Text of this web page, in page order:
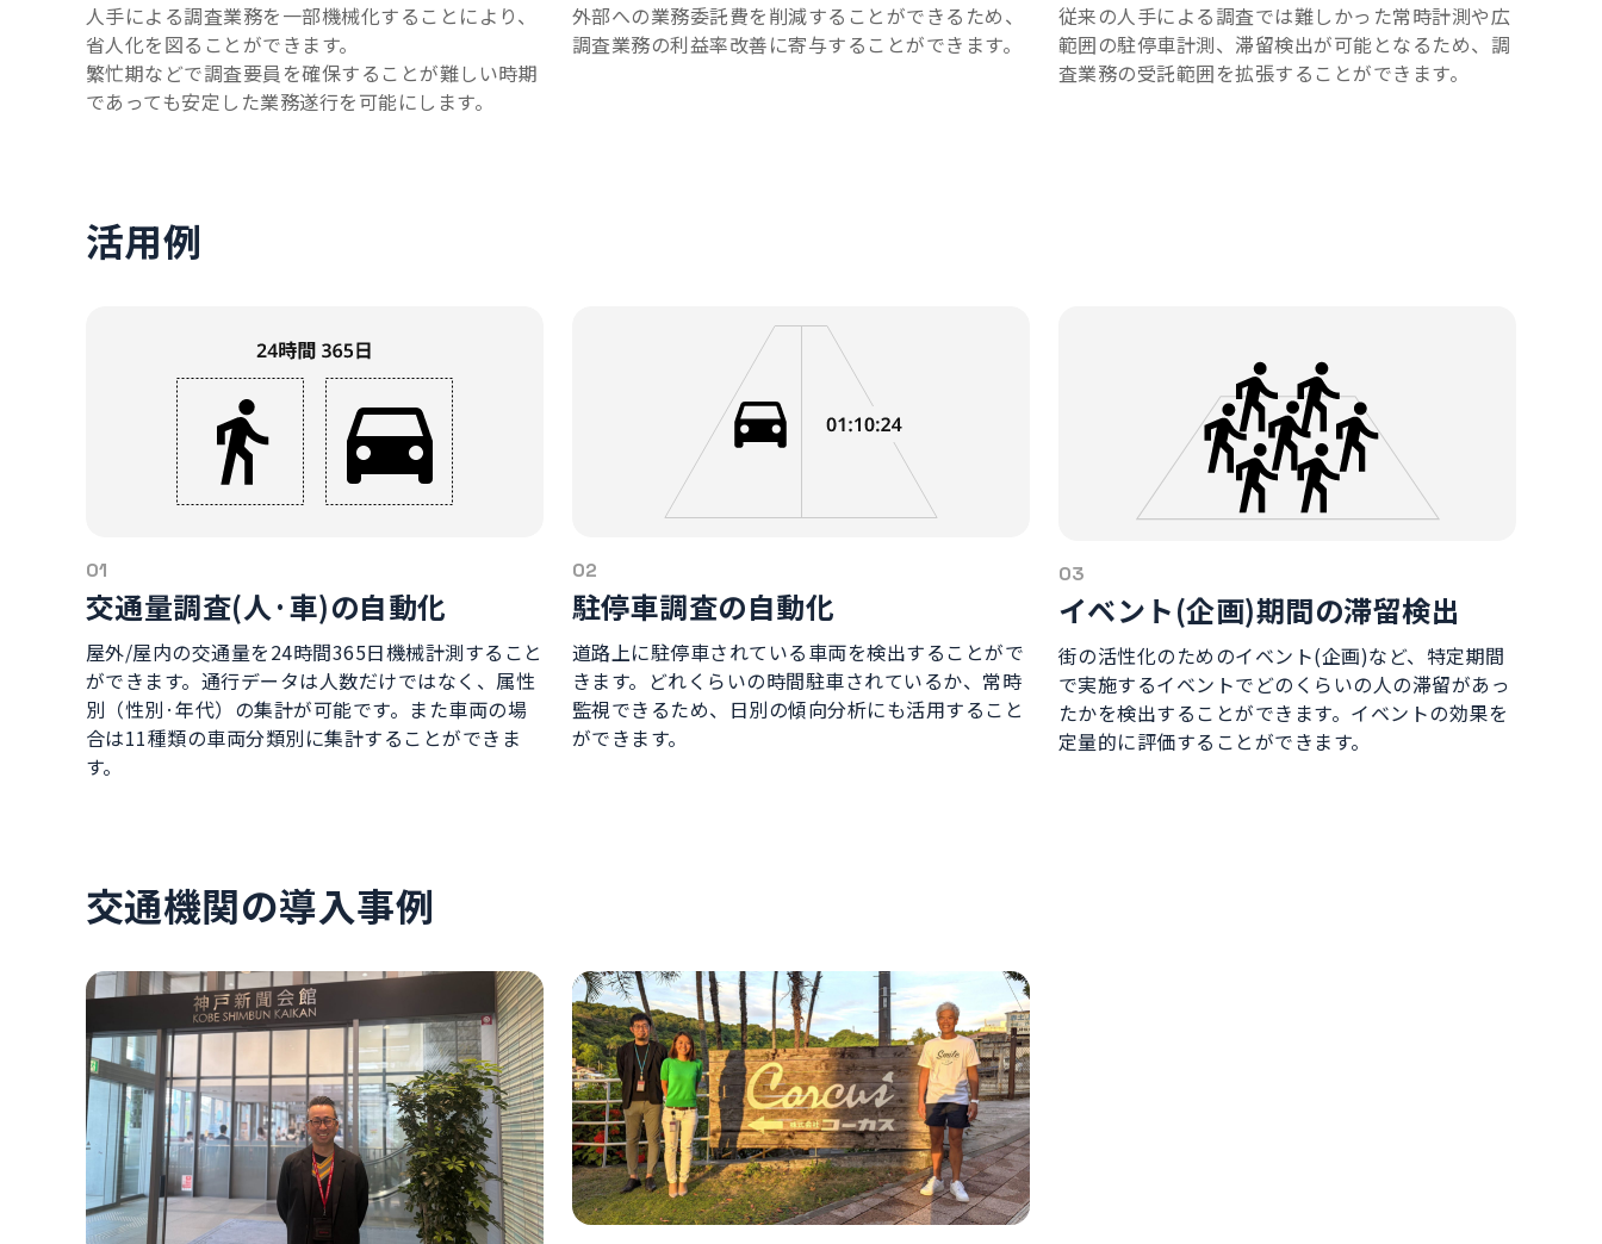
人手による調査業務を一部機械化することにより、
省人化を図ることができます。
繁忙期などで調査要員を確保することが難しい時期
であっても安定した業務遂行を可能にします。
外部への業務委託費を削減することができるため、
調査業務の利益率改善に寄与することができます。
従来の人手による調査では難しかった常時計測や広
範囲の駐停車計測、滞留検出が可能となるため、調
査業務の受託範囲を拡張することができます。
活用例
01
交通量調査(人·車)の自動化
屋外/屋内の交通量を24時間365日機械計測すること
ができます。通行データは人数だけではなく、属性
別（性別·年代）の集計が可能です。また車両の場
合は11種類の車両分類別に集計することができま
す。
02
駐停車調査の自動化
道路上に駐停車されている車両を検出することがで
きます。どれくらいの時間駐車されているか、常時
監視できるため、日別の傾向分析にも活用すること
ができます。
03
イベント(企画)期間の滞留検出
街の活性化のためのイベント(企画)など、特定期間
で実施するイベントでどのくらいの人の滞留があっ
たかを検出することができます。イベントの効果を
定量的に評価することができます。
交通機関の導入事例